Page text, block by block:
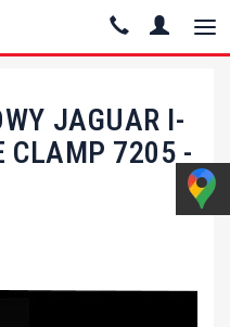
JAGUAR I-
CLAMP 7205 -